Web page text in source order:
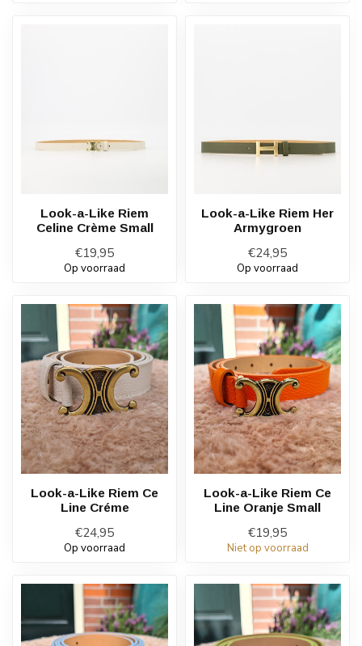
Look-a-Like Riem
Celine Crème Small
€19,95
Op voorraad
Look-a-Like Riem Her
Armygroen
€24,95
Op voorraad
Look-a-Like Riem Ce
Line Créme
€24,95
Op voorraad
Look-a-Like Riem Ce
Line Oranje Small
€19,95
Niet op voorraad